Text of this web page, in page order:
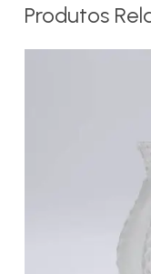
Produtos